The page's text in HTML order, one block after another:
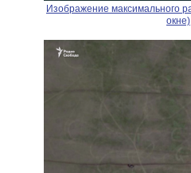
Изображение максимального
окне)